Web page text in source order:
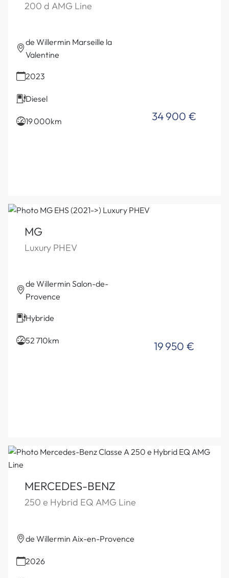
200 d AMG Line
de Willermin Marseille la
Valentine
2023
Diesel
19 000km 34 900 €
MG
Luxury PHEV
de Willermin Salon-de-
Provence
Hybride
52 710km 19 950 €
MERCEDES-BENZ
250 e Hybrid EQ AMG Line
de Willermin Aix-en-Provence
2026